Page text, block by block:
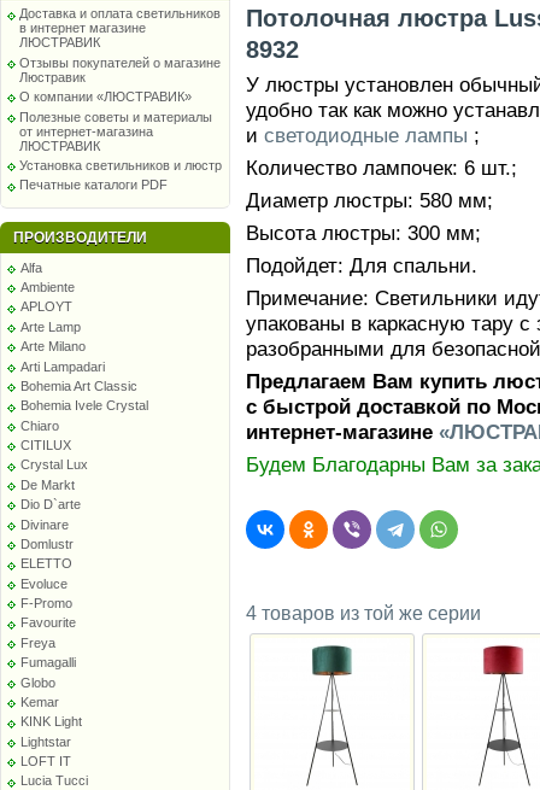
Доставка и оплата светильников
в интернет магазине
ЛЮСТРАВИК
Отзывы покупателей о магазине
Люстравик
О компании «ЛЮСТРАВИК»
Полезные советы и материалы
от интернет-магазина
ЛЮСТРАВИК
Установка светильников и люстр
Печатные каталоги PDF
ПРОИЗВОДИТЕЛИ
Alfa
Ambiente
APLOYT
Arte Lamp
Arte Milano
Arti Lampadari
Bohemia Art Classic
Bohemia Ivele Crystal
Chiaro
CITILUX
Crystal Lux
De Markt
Dio D`arte
Divinare
Domlustr
ELETTO
Evoluce
F-Promo
Favourite
Freya
Fumagalli
Globo
Kemar
KINK Light
Lightstar
LOFT IT
Lucia Tucci
Потолочная люстра
8932
У люстры установлен
удобно так как можно
и светодиодные лампы ;
Количество лампочек: 6 шт.;
Диаметр люстры: 580 мм;
Высота люстры: 300 мм;
Подойдет: Для спальни.
Примечание: Светильники
упакованы в каркасную тару
разобранными для
Предлагаем Вам купить
с быстрой доставкой по
интернет-магазине
Будем Благодарны Вам за
4 товаров из той же серии